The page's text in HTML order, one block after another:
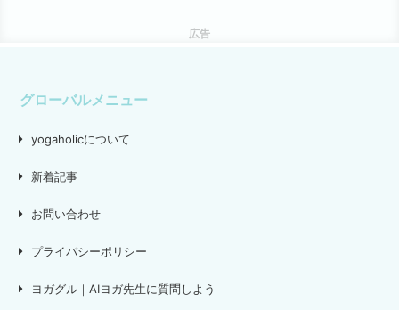
広告
グローバルメニュー
yogaholicについて
新着記事
お問い合わせ
プライバシーポリシー
ヨガグル｜AIヨガ先生に質問しよう